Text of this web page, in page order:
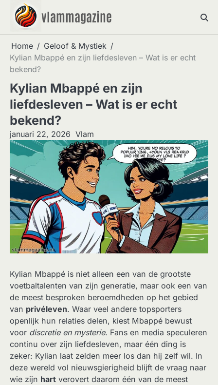
content
vlammagazine
Home
Geloof & Mystiek
Kylian Mbappé en zijn liefdesleven – Wat is er echt
bekend?
Kylian Mbappé en zijn
liefdesleven – Wat is er echt
bekend?
januari 22, 2026 Vlam
Kylian Mbappé is niet alleen een van de grootste
voetbaltalenten van zijn generatie, maar ook een van
de meest besproken beroemdheden op het gebied
van privéleven. Waar veel andere topsporters
openlijk hun relaties delen, kiest Mbappé bewust
voor discretie en mysterie. Fans en media speculeren
continu over zijn liefdesleven, maar één ding is
zeker: Kylian laat zelden meer los dan hij zelf wil. In
deze wereld vol nieuwsgierigheid blijft de vraag naar
wie zijn hart verovert daarom één van de meest